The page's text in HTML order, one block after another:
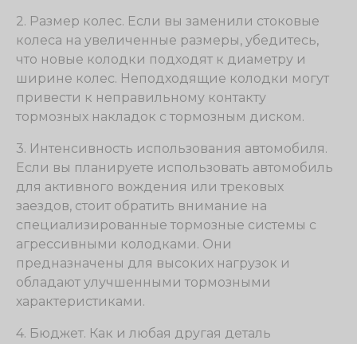
2. Размер колес. Если вы заменили стоковые
колеса на увеличенные размеры, убедитесь,
что новые колодки подходят к диаметру и
ширине колес. Неподходящие колодки могут
привести к неправильному контакту
тормозных накладок с тормозным диском.
3. Интенсивность использования автомобиля.
Если вы планируете использовать автомобиль
для активного вождения или трековых
заездов, стоит обратить внимание на
специализированные тормозные системы с
агрессивными колодками. Они
предназначены для высоких нагрузок и
обладают улучшенными тормозными
характеристиками.
4. Бюджет. Как и любая другая деталь